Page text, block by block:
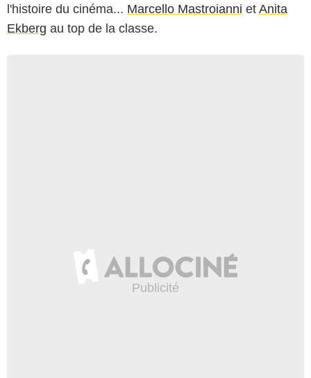
l'histoire du cinéma... Marcello Mastroianni et Anita
Ekberg au top de la classe.